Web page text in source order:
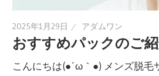
2025年1月29日 アダムワン
おすすめパックのご
こんにちは(●´ω｀●) メンズ脱